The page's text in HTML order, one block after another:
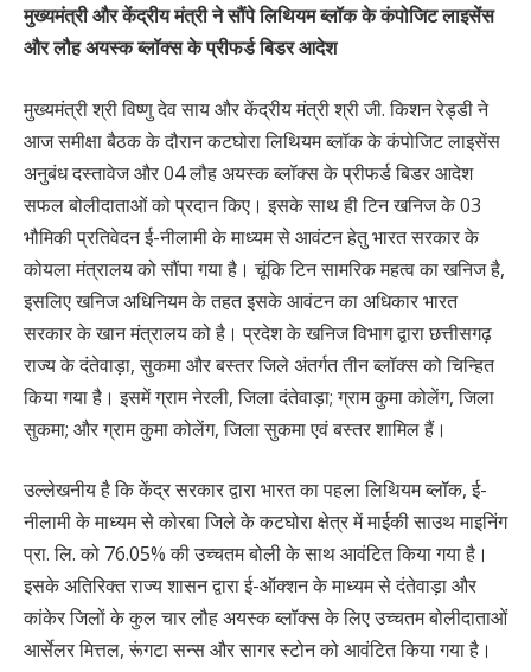
मुख्यमंत्री और केंद्रीय मंत्री ने सौंपे लिथियम ब्लॉक के कंपोजिट लाइसेंस
और लौह अयस्क ब्लॉक्स के प्रीफर्ड बिडर आदेश
मुख्यमंत्री श्री विष्णु देव साय और केंद्रीय मंत्री श्री जी. किशन रेड्डी ने
आज समीक्षा बैठक के दौरान कटघोरा लिथियम ब्लॉक के कंपोजिट लाइसेंस
अनुबंध दस्तावेज और 04 लौह अयस्क ब्लॉक्स के प्रीफर्ड बिडर आदेश
सफल बोलीदाताओं को प्रदान किए। इसके साथ ही टिन खनिज के 03
भौमिकी प्रतिवेदन ई-नीलामी के माध्यम से आवंटन हेतु भारत सरकार के
कोयला मंत्रालय को सौंपा गया है। चूंकि टिन सामरिक महत्व का खनिज है,
इसलिए खनिज अधिनियम के तहत इसके आवंटन का अधिकार भारत
सरकार के खान मंत्रालय को है। प्रदेश के खनिज विभाग द्वारा छत्तीसगढ़
राज्य के दंतेवाड़ा, सुकमा और बस्तर जिले अंतर्गत तीन ब्लॉक्स को चिन्हित
किया गया है। इसमें ग्राम नेरली, जिला दंतेवाड़ा; ग्राम कुमा कोलेंग, जिला
सुकमा; और ग्राम कुमा कोलेंग, जिला सुकमा एवं बस्तर शामिल हैं।
उल्लेखनीय है कि केंद्र सरकार द्वारा भारत का पहला लिथियम ब्लॉक, ई-
नीलामी के माध्यम से कोरबा जिले के कटघोरा क्षेत्र में माईकी साउथ माइनिंग
प्रा. लि. को 76.05% की उच्चतम बोली के साथ आवंटित किया गया है।
इसके अतिरिक्त राज्य शासन द्वारा ई-ऑक्शन के माध्यम से दंतेवाड़ा और
कांकेर जिलों के कुल चार लौह अयस्क ब्लॉक्स के लिए उच्चतम बोलीदाताओं
आर्सेलर मित्तल, रूंगटा सन्स और सागर स्टोन को आवंटित किया गया है।